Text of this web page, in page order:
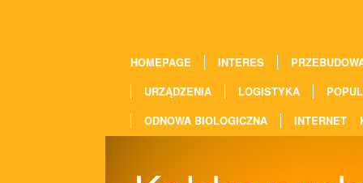
HOMEPAGE INTERES
URZĄDZENIA
LOGISTYKA
ODNOWA BIOLOGICZNA
INTERNET